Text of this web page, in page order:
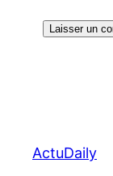
ActuDaily